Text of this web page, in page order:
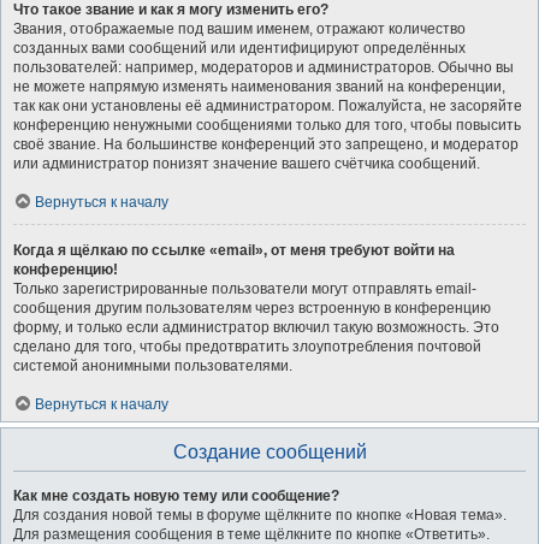
Что такое звание и как я могу изменить его?
Звания, отображаемые под вашим именем, отражают количество
созданных вами сообщений или идентифицируют определённых
пользователей: например, модераторов и администраторов. Обычно вы
не можете напрямую изменять наименования званий на конференции,
так как они установлены её администратором. Пожалуйста, не засоряйте
конференцию ненужными сообщениями только для того, чтобы повысить
своё звание. На большинстве конференций это запрещено, и модератор
или администратор понизят значение вашего счётчика сообщений.
Вернуться к началу
Когда я щёлкаю по ссылке «email», от меня требуют войти на
конференцию!
Только зарегистрированные пользователи могут отправлять email-
сообщения другим пользователям через встроенную в конференцию
форму, и только если администратор включил такую возможность. Это
сделано для того, чтобы предотвратить злоупотребления почтовой
системой анонимными пользователями.
Вернуться к началу
Создание сообщений
Как мне создать новую тему или сообщение?
Для создания новой темы в форуме щёлкните по кнопке «Новая тема».
Для размещения сообщения в теме щёлкните по кнопке «Ответить».